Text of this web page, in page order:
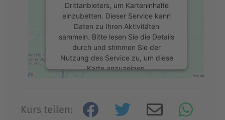
Drittanbieters, um Karteninhalte
einzubetten. Dieser Service kann
Daten zu Ihren Aktivitäten
sammeln. Bitte lesen Sie die Details
durch und stimmen Sie der
Nutzung des Service zu, um diese
Karte anzuzeigen.
Kurs teilen: